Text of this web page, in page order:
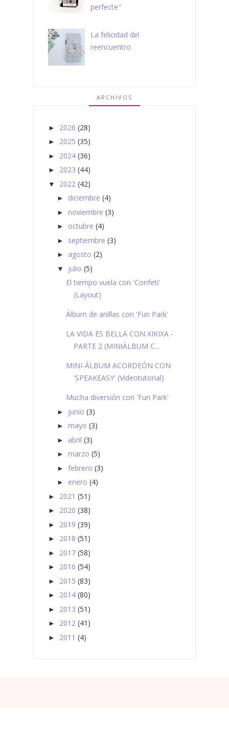
perfecte"
La felicidad del
reencuentro
ARCHIVOS
► 2026 (28)
► 2025 (35)
► 2024 (36)
► 2023 (44)
▼ 2022 (42)
► diciembre (4)
► noviembre (3)
► octubre (4)
► septiembre (3)
► agosto (2)
▼ julio (5)
El tiempo vuela con 'Confeti'
(Layout)
Álbum de anillas con 'Fun Park'
LA VIDA ES BELLA CON XIKIXA -
PARTE 2 (MINIÁLBUM C...
MINI-ÁLBUM ACORDEÓN CON
'SPEAKEASY' (Videotutorial)
Mucha diversión con 'Fun Park'
► junio (3)
► mayo (3)
► abril (3)
► marzo (5)
► febrero (3)
► enero (4)
► 2021 (51)
► 2020 (38)
► 2019 (39)
► 2018 (51)
► 2017 (58)
► 2016 (54)
► 2015 (83)
► 2014 (80)
► 2013 (51)
► 2012 (41)
► 2011 (4)